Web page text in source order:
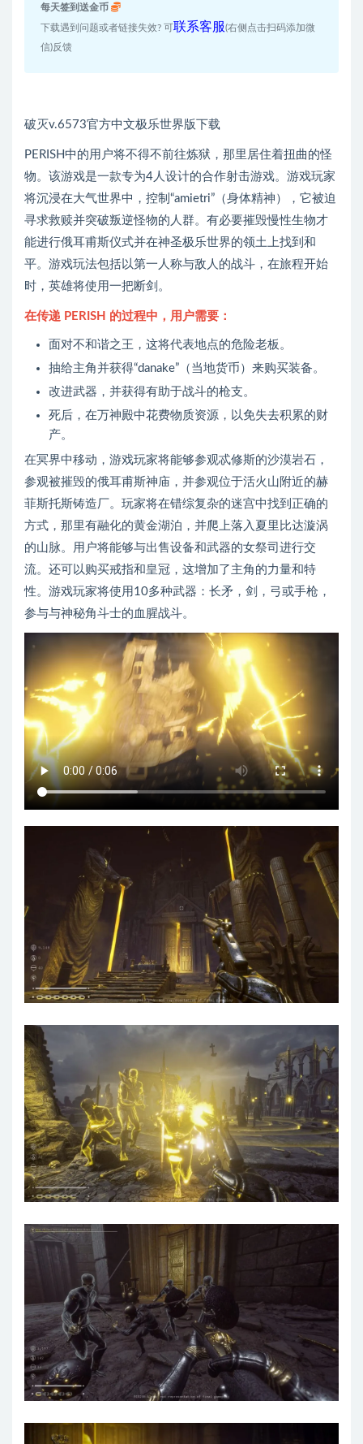
每天签到送金币
下载遇到问题或者链接失效? 可联系客服(右侧点击扫码添加微
信)反馈
破灭v.6573官方中文极乐世界版下载
PERISH中的用户将不得不前往炼狱，那里居住着扭曲的怪
物。该游戏是一款专为4人设计的合作射击游戏。游戏玩家
将沉浸在大气世界中，控制“amietri”（身体精神），它被迫
寻求救赎并突破叛逆怪物的人群。有必要摧毁慢性生物才
能进行俄耳甫斯仪式并在神圣极乐世界的领土上找到和
平。游戏玩法包括以第一人称与敌人的战斗，在旅程开始
时，英雄将使用一把断剑。
在传递 PERISH 的过程中，用户需要：
面对不和谐之王，这将代表地点的危险老板。
抽给主角并获得“danake”（当地货币）来购买装备。
改进武器，并获得有助于战斗的枪支。
死后，在万神殿中花费物质资源，以免失去积累的财
产。
在冥界中移动，游戏玩家将能够参观忒修斯的沙漠岩石，
参观被摧毁的俄耳甫斯神庙，并参观位于活火山附近的赫
菲斯托斯铸造厂。玩家将在错综复杂的迷宫中找到正确的
方式，那里有融化的黄金湖泊，并爬上落入夏里比达漩涡
的山脉。用户将能够与出售设备和武器的女祭司进行交
流。还可以购买戒指和皇冠，这增加了主角的力量和特
性。游戏玩家将使用10多种武器：长矛，剑，弓或手枪，
参与与神秘角斗士的血腥战斗。